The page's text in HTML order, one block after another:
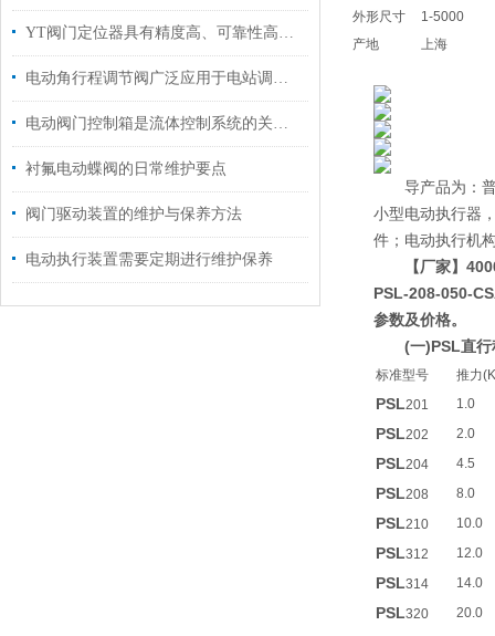
YT阀门定位器具有精度高、可靠性高等优点
电动角行程调节阀广泛应用于电站调节系统中使用
电动阀门控制箱是流体控制系统的关键组件
衬氟电动蝶阀的日常维护要点
阀门驱动装置的维护与保养方法
电动执行装置需要定期进行维护保养
外形尺寸
1-5000
产地
上海
导产品为：普
小型电动执行器
件；电动执行机
【厂家】
PSL-208-050-
参数及价格。
(一)PSL直
标准型号 推力
PSL201 1.0
PSL202 2.0
PSL204 4.5
PSL208 8.0
PSL210 10.0
PSL312 12.0
PSL314 14.0
PSL320 20.0